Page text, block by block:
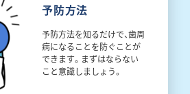
予防方法
予防方法を知るだけで、歯周
病になることを防ぐことが
できます。まずはならない
こと意識しましょう。